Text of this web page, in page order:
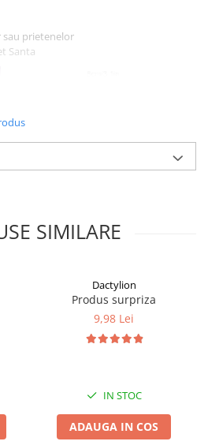
sau prietenelor
Santa
cu care a fost primit.
SIMILARE
Dactylion
Produs surpriza
9,98 Lei
IN STOC
ADAUGA IN COS